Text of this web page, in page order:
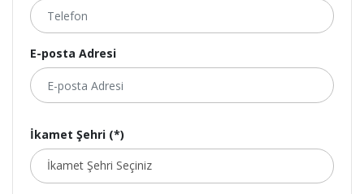
E-posta Adresi
İkamet Şehri (*)